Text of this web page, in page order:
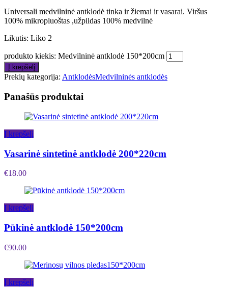
Universali medvilninė antklodė tinka ir žiemai ir vasarai. Viršus
100% mikropluoštas ,užpildas 100% medvilnė
Likutis: Liko 2
produkto kiekis: Medvilninė antklodė 150*200cm
Į krepšelį
Prekių kategorija: AntklodėsMedvilninės antklodės
Panašūs produktai
Į krepšelį
Vasarinė sintetinė antklodė 200*220cm
€18.00
Į krepšelį
Pūkinė antklodė 150*200cm
€90.00
Į krepšelį